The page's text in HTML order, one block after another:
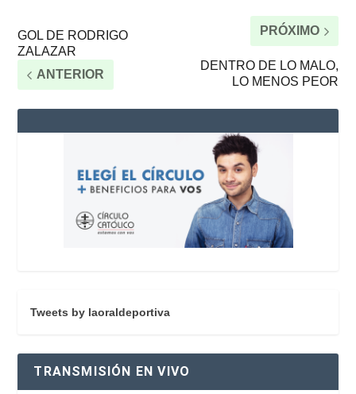
GOL DE RODRIGO
ZALAZAR
ANTERIOR
PRÓXIMO
DENTRO DE LO MALO,
LO MENOS PEOR
Tweets by laoraldeportiva
TRANSMISIÓN EN VIVO